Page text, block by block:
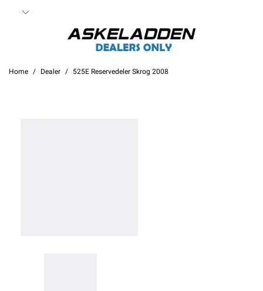
Home Dealer 525E Reservedeler Skrog 2008